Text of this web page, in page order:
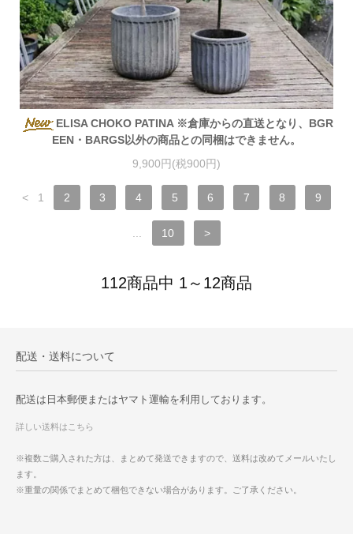
ELISA CHOKO PATINA ※倉庫からの直送となり、BGR
EEN・BARGS以外の商品との同梱はできません。
9,900円(税900円)
< 1 2 3 4 5 6 7 8 9
10 >
112商品中 1～12商品
配送・送料について
配送は日本郵便またはヤマト運輸を利用しております。
詳しい送料はこちら
※複数ご購入された方は、まとめて発送できますので、送料は改めてメールいたし
ます。
※重量の関係でまとめて梱包できない場合があります。ご了承ください。